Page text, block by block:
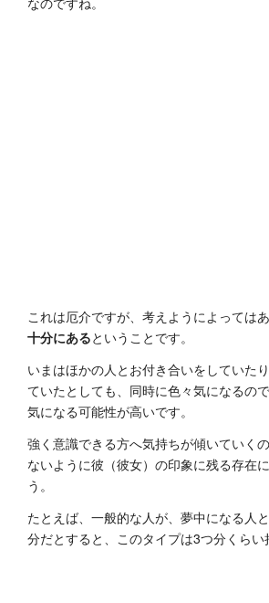
これは厄介ですが、考えようによっては
十分にあるということです。
いまはほかの人とお付き合いをしていた
ていたとしても、同時に色々気になるの
気になる可能性が高いです。
強く意識できる方へ気持ちが傾いていく
ないように彼（彼女）の印象に残る存在
う。
たとえば、一般的な人が、夢中になる人
分だとすると、このタイプは3つ分くらい